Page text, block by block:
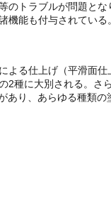
のトラブルが問題と
機能も付与されている
る仕上げ（平滑面仕
2種に大別される。さ
あり、あらゆる種類